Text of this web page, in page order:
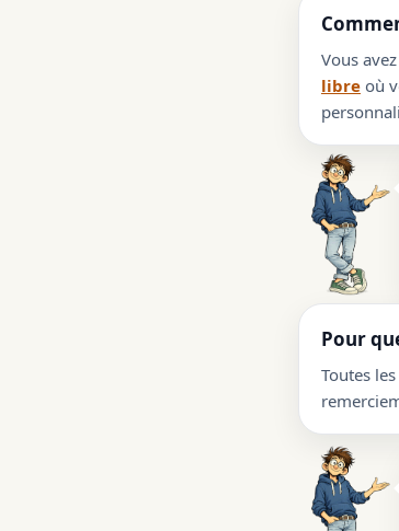
Vous
libre où
Pour
Toutes